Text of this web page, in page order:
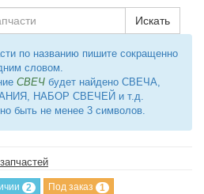
Искать
по названию пишите сокращенно
словом.
СВЕЧ будет найдено СВЕЧА,
НАБОР СВЕЧЕЙ и т.д.
быть не менее 3 символов.
2 Под заказ 1